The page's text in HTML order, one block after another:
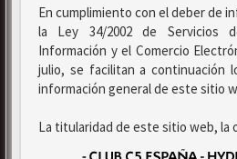
En cumplimiento con el deber de
la Ley 34/2002 de Servicios
Información y el Comercio
julio, se facilitan a continuación
información general de este sitio
La titularidad de este sitio web, la